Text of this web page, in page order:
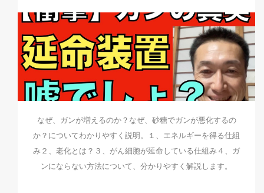
なぜ、ガンが増えるのか？なぜ、砂糖でガンが悪化するの
か？についてわかりやすく説明。１、エネルギーを得る仕組
み２、老化とは？３、がん細胞が延命している仕組み４、ガ
ンにならない方法について、分かりやすく解説します。